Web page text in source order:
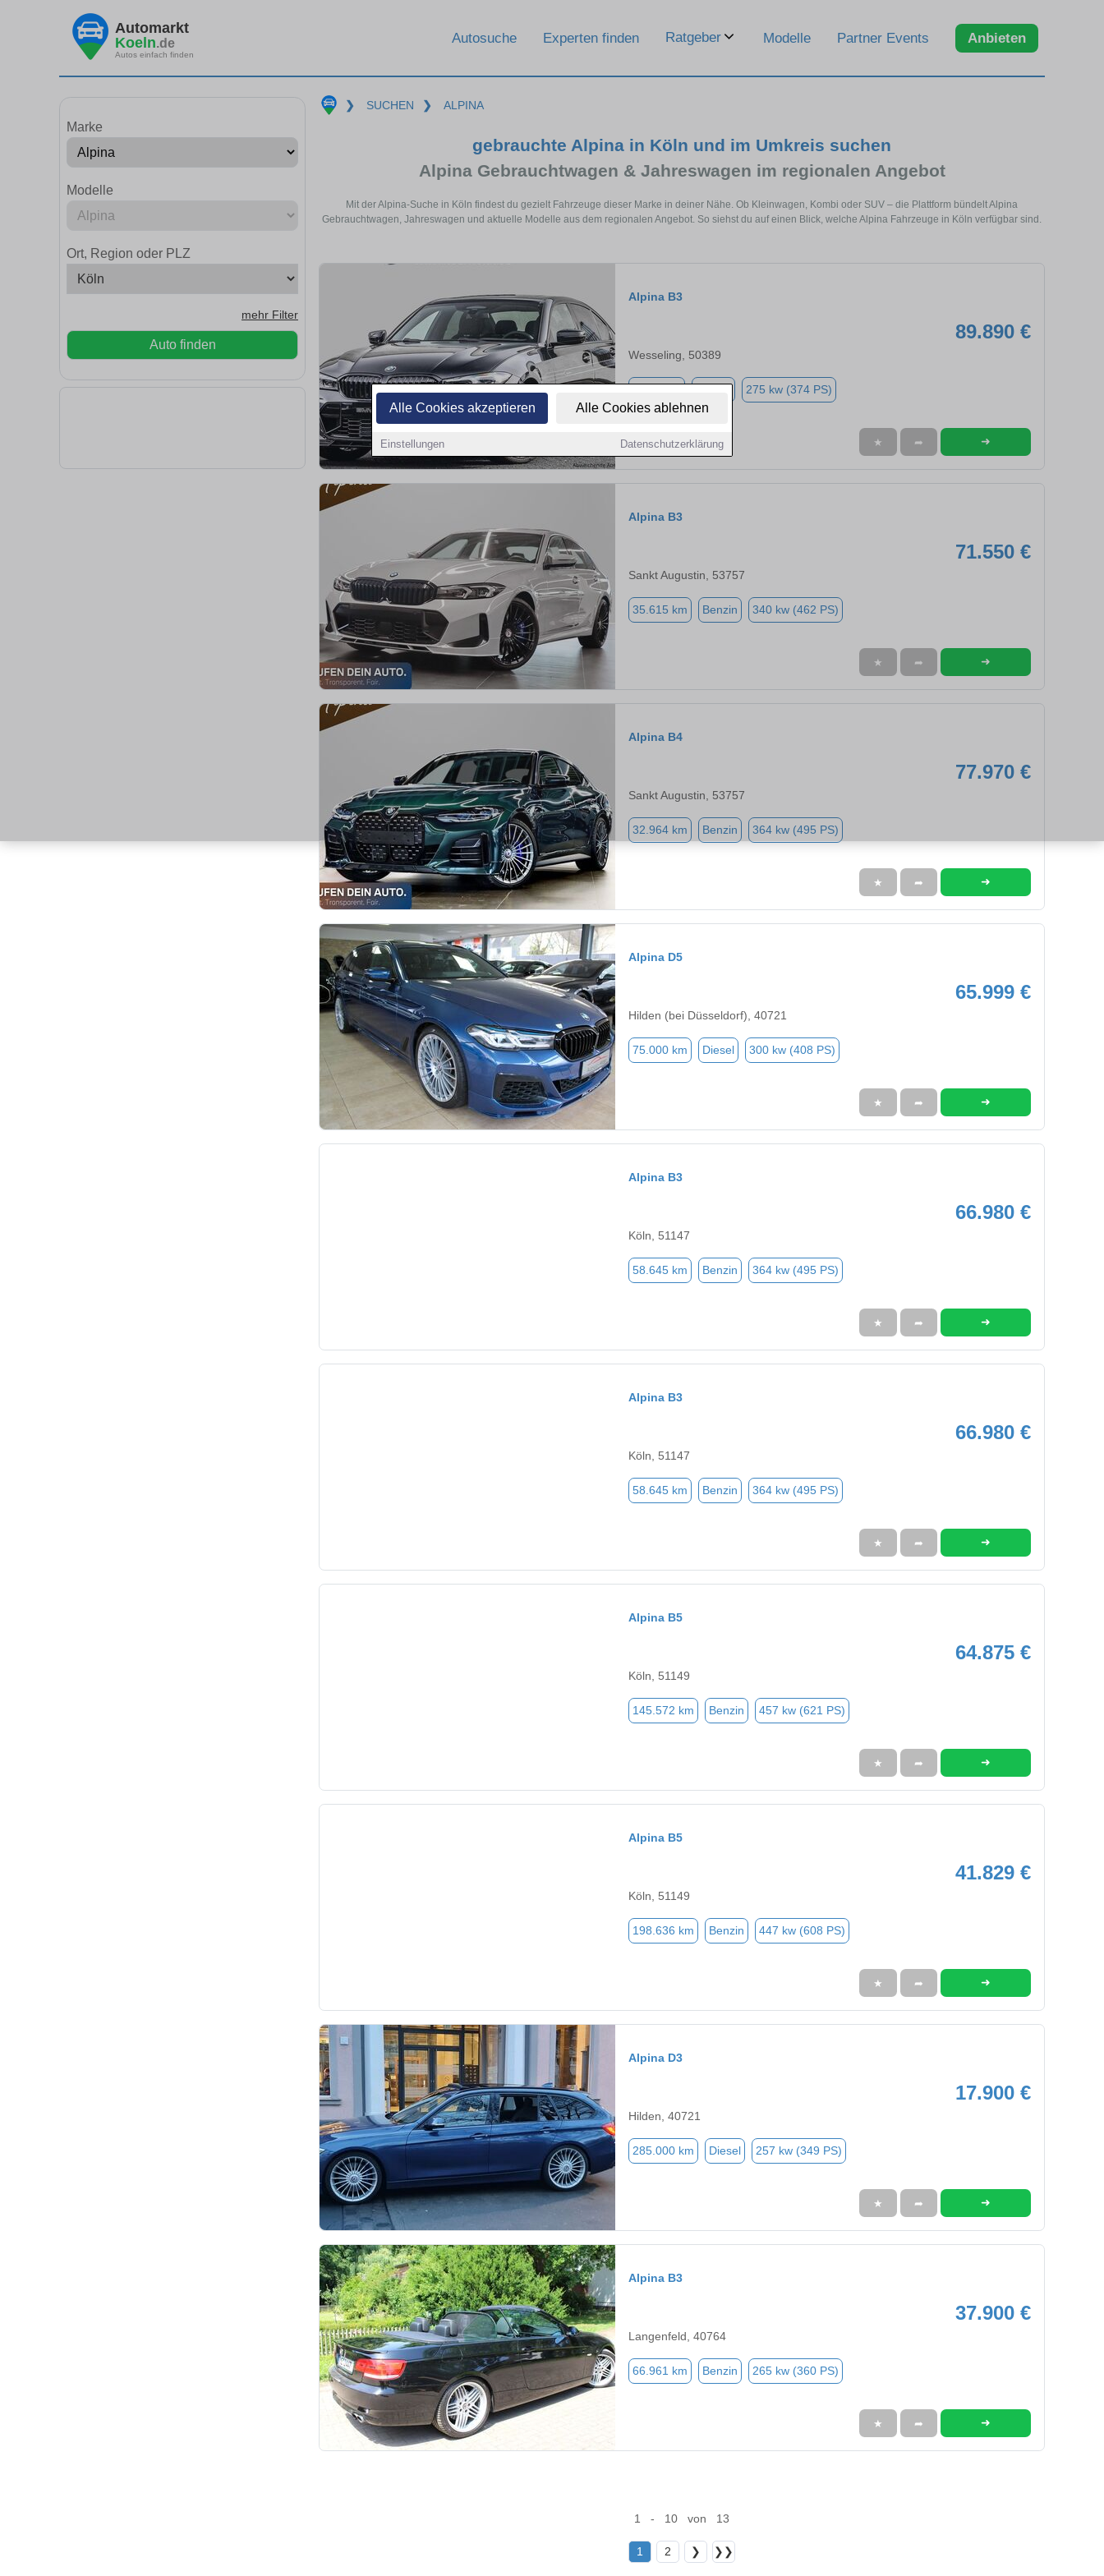
Alle Cookies akzeptieren Alle Cookies ablehnen
Einstellungen Datenschutzerklärung
Automarkt
Koeln.de
Autos einfach finden
Autosuche Experten finden Ratgeber Modelle Partner Events Anbieten
Marke
Modelle
Ort, Region oder PLZ
mehr Filter
Auto finden
❯ SUCHEN ❯ ALPINA
gebrauchte Alpina in Köln und im Umkreis suchen
Alpina Gebrauchtwagen & Jahreswagen im regionalen Angebot
Mit der Alpina-Suche in Köln findest du gezielt Fahrzeuge dieser Marke in deiner Nähe. Ob Kleinwagen, Kombi oder SUV – die Plattform bündelt Alpina
Gebrauchtwagen, Jahreswagen und aktuelle Modelle aus dem regionalen Angebot. So siehst du auf einen Blick, welche Alpina Fahrzeuge in Köln verfügbar sind.
Alpina B3
89.890 €
Wesseling, 50389
275 kw (374 PS)
★ ➦ ➜
Alpina B3
71.550 €
Sankt Augustin, 53757
35.615 km Benzin 340 kw (462 PS)
★ ➦ ➜
Alpina B4
77.970 €
Sankt Augustin, 53757
32.964 km Benzin 364 kw (495 PS)
★ ➦ ➜
Alpina D5
65.999 €
Hilden (bei Düsseldorf), 40721
75.000 km Diesel 300 kw (408 PS)
★ ➦ ➜
Alpina B3
66.980 €
Köln, 51147
58.645 km Benzin 364 kw (495 PS)
★ ➦ ➜
Alpina B3
66.980 €
Köln, 51147
58.645 km Benzin 364 kw (495 PS)
★ ➦ ➜
Alpina B5
64.875 €
Köln, 51149
145.572 km Benzin 457 kw (621 PS)
★ ➦ ➜
Alpina B5
41.829 €
Köln, 51149
198.636 km Benzin 447 kw (608 PS)
★ ➦ ➜
Alpina D3
17.900 €
Hilden, 40721
285.000 km Diesel 257 kw (349 PS)
★ ➦ ➜
Alpina B3
37.900 €
Langenfeld, 40764
66.961 km Benzin 265 kw (360 PS)
★ ➦ ➜
1 - 10 von 13
1 2 ❯ ❯❯